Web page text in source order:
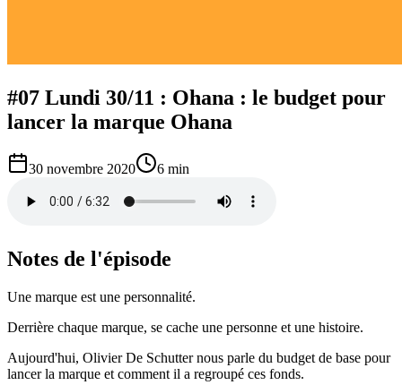
#07 Lundi 30/11 : Ohana : le budget pour
lancer la marque Ohana
30 novembre 2020 6 min
Notes de l'épisode
Une marque est une personnalité.
Derrière chaque marque, se cache une personne et une histoire.
Aujourd'hui, Olivier De Schutter nous parle du budget de base pour
lancer la marque et comment il a regroupé ces fonds.